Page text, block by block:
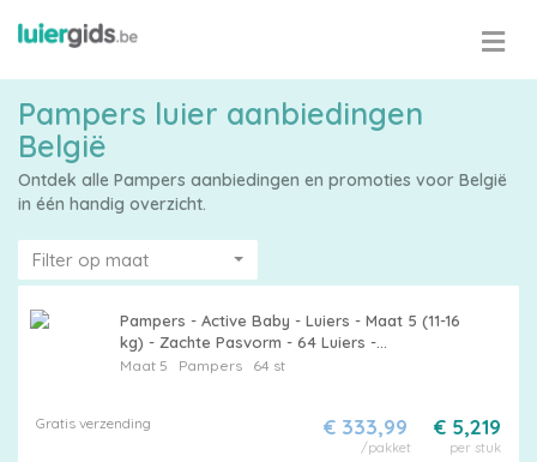
Pampers luier aanbiedingen
België
Ontdek alle Pampers aanbiedingen en promoties voor België
in één handig overzicht.
Filter op maat
Pampers - Active Baby - Luiers - Maat 5 (11-16
kg) - Zachte Pasvorm - 64 Luiers -
Voordeelverpakking - 12 stuks
Maat 5 Pampers64 st
Gratis verzending € 5,219
per stuk
€ 333,99
/pakket